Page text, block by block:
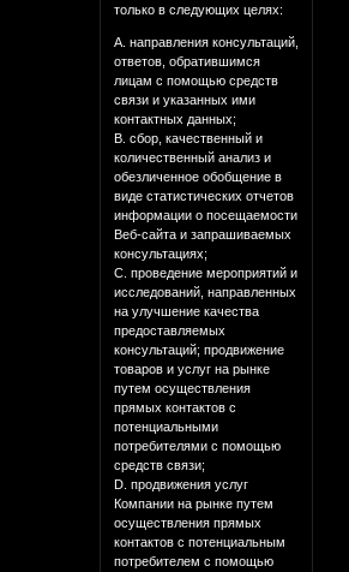
только в следующих целях:
A. направления консультаций,
ответов, обратившимся
лицам с помощью средств
связи и указанных ими
контактных данных;
B. сбор, качественный и
количественный анализ и
обезличенное обобщение в
виде статистических отчетов
информации о посещаемости
Веб-сайта и запрашиваемых
консультациях;
C. проведение мероприятий и
исследований, направленных
на улучшение качества
предоставляемых
консультаций; продвижение
товаров и услуг на рынке
путем осуществления
прямых контактов с
потенциальными
потребителями с помощью
средств связи;
D. продвижения услуг
Компании на рынке путем
осуществления прямых
контактов с потенциальным
потребителем с помощью